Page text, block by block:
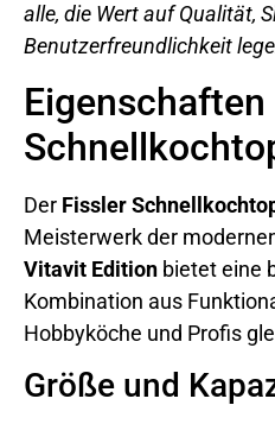
alle, die Wert auf Qualität,
Benutzerfreundlichkeit
Der Fissler
Meisterwerk der
Vitavit Edition bietet eine
Kombination aus
Hobbyköche und Profis
Größe und